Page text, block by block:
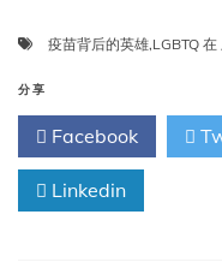
疫苗背后的英雄,LGBTQ 在
分享
Facebook
Linkedin